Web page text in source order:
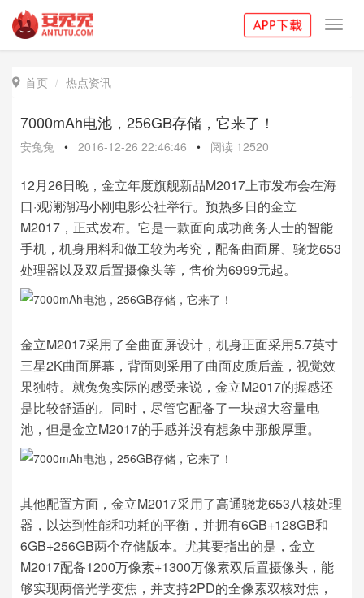
 首页 热点资讯
7000mAh电池，256GB存储，它来了！
安兔兔 • 2016-12-26 22:46:46 • 阅读 12520
12月26日晚，金立年度旗舰新品M2017上市发布会在海
口·观澜湖冯小刚电影公社举行。预热多日的金立
M2017，正式发布。它是一款面向成功商务人士的智能
手机，机身用料和做工较为考究，配备曲面屏、骁龙653
处理器以及双后置摄像头等，售价为6999元起。
金立M2017采用了全曲面屏设计，机身正面采用5.7英寸
三星2K曲面屏幕，背面则采用了曲面皮质后盖，视觉效
果独特。就兔兔实际的感受来说，金立M2017的握感还
是比较舒适的。同时，尽管它配备了一块超大容量电
池，但是金立M2017的手感并没有想象中那般厚重。
其他配置方面，金立M2017采用了高通骁龙653八核处理
器，以达到性能和功耗的平衡，并拥有6GB+128GB和
6GB+256GB两个存储版本。尤其要指出的是，金立
M2017配备1200万像素+1300万像素双后置摄像头，能
够实现两倍光学变焦，并支持2PD的全像素双核对焦，